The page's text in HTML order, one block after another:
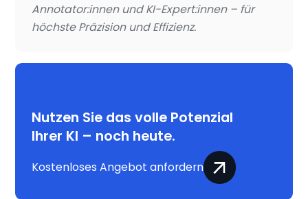
Annotator:innen und KI-Expert:innen – für
höchste Präzision und Effizienz.
Nutzen Sie das volle Potenzial
Ihrer KI – noch heute.
Kostenloses Angebot anfordern